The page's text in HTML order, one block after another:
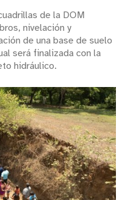
de la DOM
nivelación y
de una base de suelo
será finalizada con la
hidráulico.